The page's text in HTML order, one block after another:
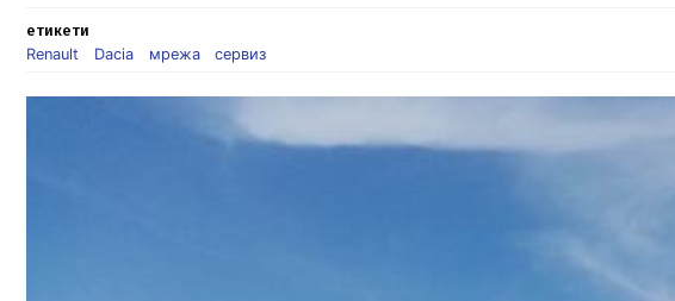
етикети
Renault
Dacia мрежа сервиз